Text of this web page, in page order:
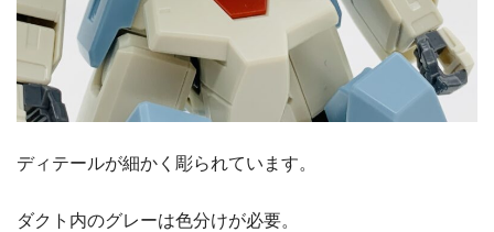
ディテールが細かく彫られています。
ダクト内のグレーは色分けが必要。